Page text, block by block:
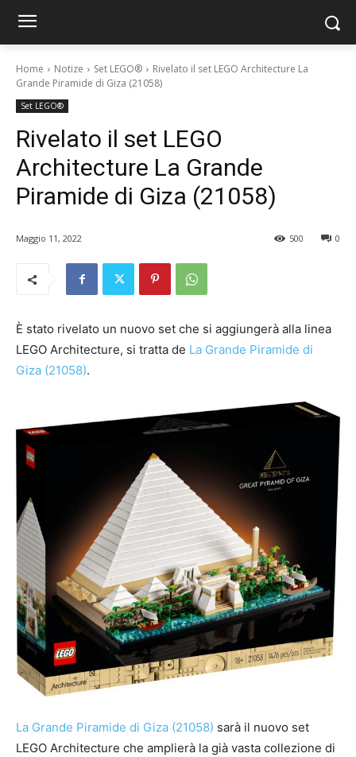
Home Notize Set LEGO®
Rivelato il set LEGO Architecture La
Grande Piramide di Giza (21058)
Set LEGO®
Rivelato il set LEGO
Architecture La Grande
Piramide di Giza (21058)
Maggio 11, 2022 0
500
È stato rivelato un nuovo set che si aggiungerà alla linea
LEGO Architecture, si tratta de La Grande Piramide di
Giza (21058).
La Grande Piramide di Giza (21058) sarà il nuovo set
LEGO Architecture che amplierà la già vasta collezione di